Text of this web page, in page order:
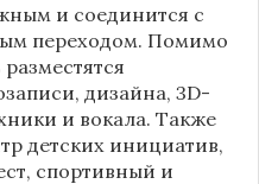
и соединится с
переходом. Помимо
дизайна, 3D-
и вокала. Также
детских инициатив,
спортивный и